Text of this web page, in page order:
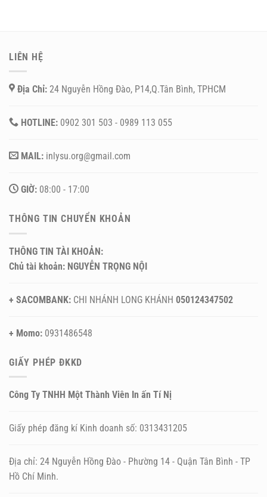
LIÊN HỆ
Địa Chỉ: 24 Nguyễn Hồng Đào, P14,Q.Tân Bình, TPHCM
HOTLINE: 0902 301 503 - 0989 113 055
MAIL: inlysu.org@gmail.com
GIỜ: 08:00 - 17:00
THÔNG TIN CHUYỂN KHOẢN
THÔNG TIN TÀI KHOẢN:
Chủ tài khoản: NGUYỄN TRỌNG NỘI
+ SACOMBANK: CHI NHÁNH LONG KHÁNH 050124347502
+ Momo: 0931486548
GIẤY PHÉP ĐKKD
Công Ty TNHH Một Thành Viên In ấn Tí Nị
Giấy phép đăng kí Kinh doanh số: 0313431205
Địa chỉ: 24 Nguyễn Hồng Đào - Phường 14 - Quận Tân Bình - TP
Hồ Chí Minh.